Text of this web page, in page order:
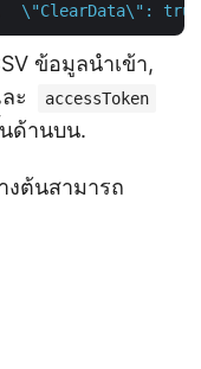
\"ClearData\":
ข้อมูลนำเข้า,
ะ accessToken
ด้านบน.
งต้นสามารถ